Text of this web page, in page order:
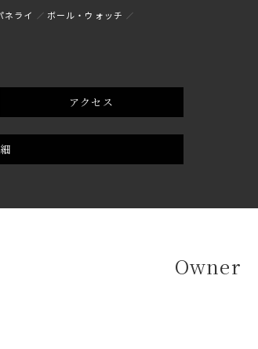
ネライ
ボール・ウォッチ
アクセス
Owner